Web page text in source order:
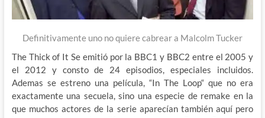
Definitivamente uno no quiere cabrear a Malcolm Tucker
The Thick of It Se emitió por la BBC1 y BBC2 entre el 2005 y
el 2012 y consto de 24 episodios, especiales incluidos.
Ademas se estreno una película, “In The Loop“ que no era
exactamente una secuela, sino una especie de remake en la
que muchos actores de la serie aparecían también aquí pero